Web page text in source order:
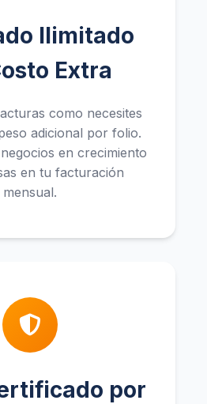
Ilimitado
Extra
como necesites
adicional por folio.
en crecimiento
en tu facturación
mensual.
por